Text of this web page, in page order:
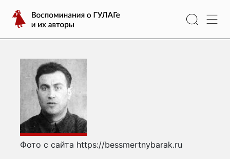
содержимому
Воспоминания
о
ГУЛАГе
авторы
Фото с сайта https://bessmertnybarak.ru